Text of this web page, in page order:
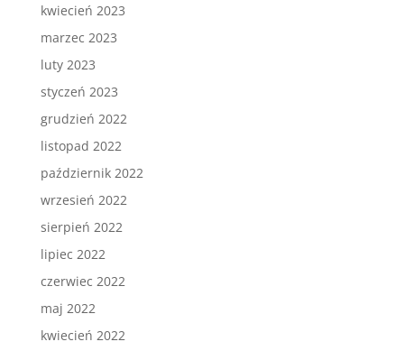
kwiecień 2023
marzec 2023
luty 2023
styczeń 2023
grudzień 2022
listopad 2022
październik 2022
wrzesień 2022
sierpień 2022
lipiec 2022
czerwiec 2022
maj 2022
kwiecień 2022